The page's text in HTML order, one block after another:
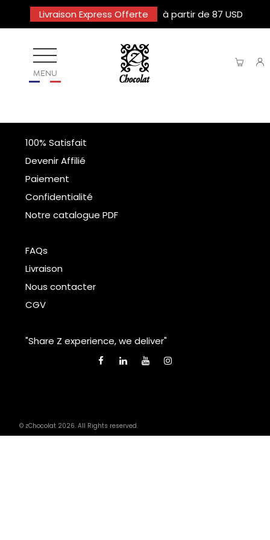
Livraison Express Offerte à partir de 87 USD
MENU
100% Satisfait
Devenir Affilié
Paiement
Confidentialité
Notre catalogue PDF
FAQs
Livraison
Nous contacter
CGV
"Share Z experience, we deliver"
© zChocolat 2026. All Rights reserved.